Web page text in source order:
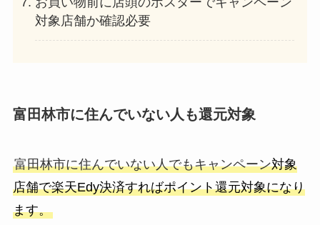
対象店舗か確認必要
富田林市に住んでいない人も還元対象
富田林市に住んでいない人でもキャンペーン対象
店舗で楽天Edy決済すればポイント還元対象になり
ます。